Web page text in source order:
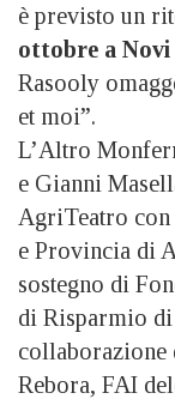
è previsto un
ottobre a
Rasooly
et moi”.
L’Altro
e Gianni
AgriTeatro
e Provincia di
sostegno di
di Risparmio
collaborazione
Rebora, FAI